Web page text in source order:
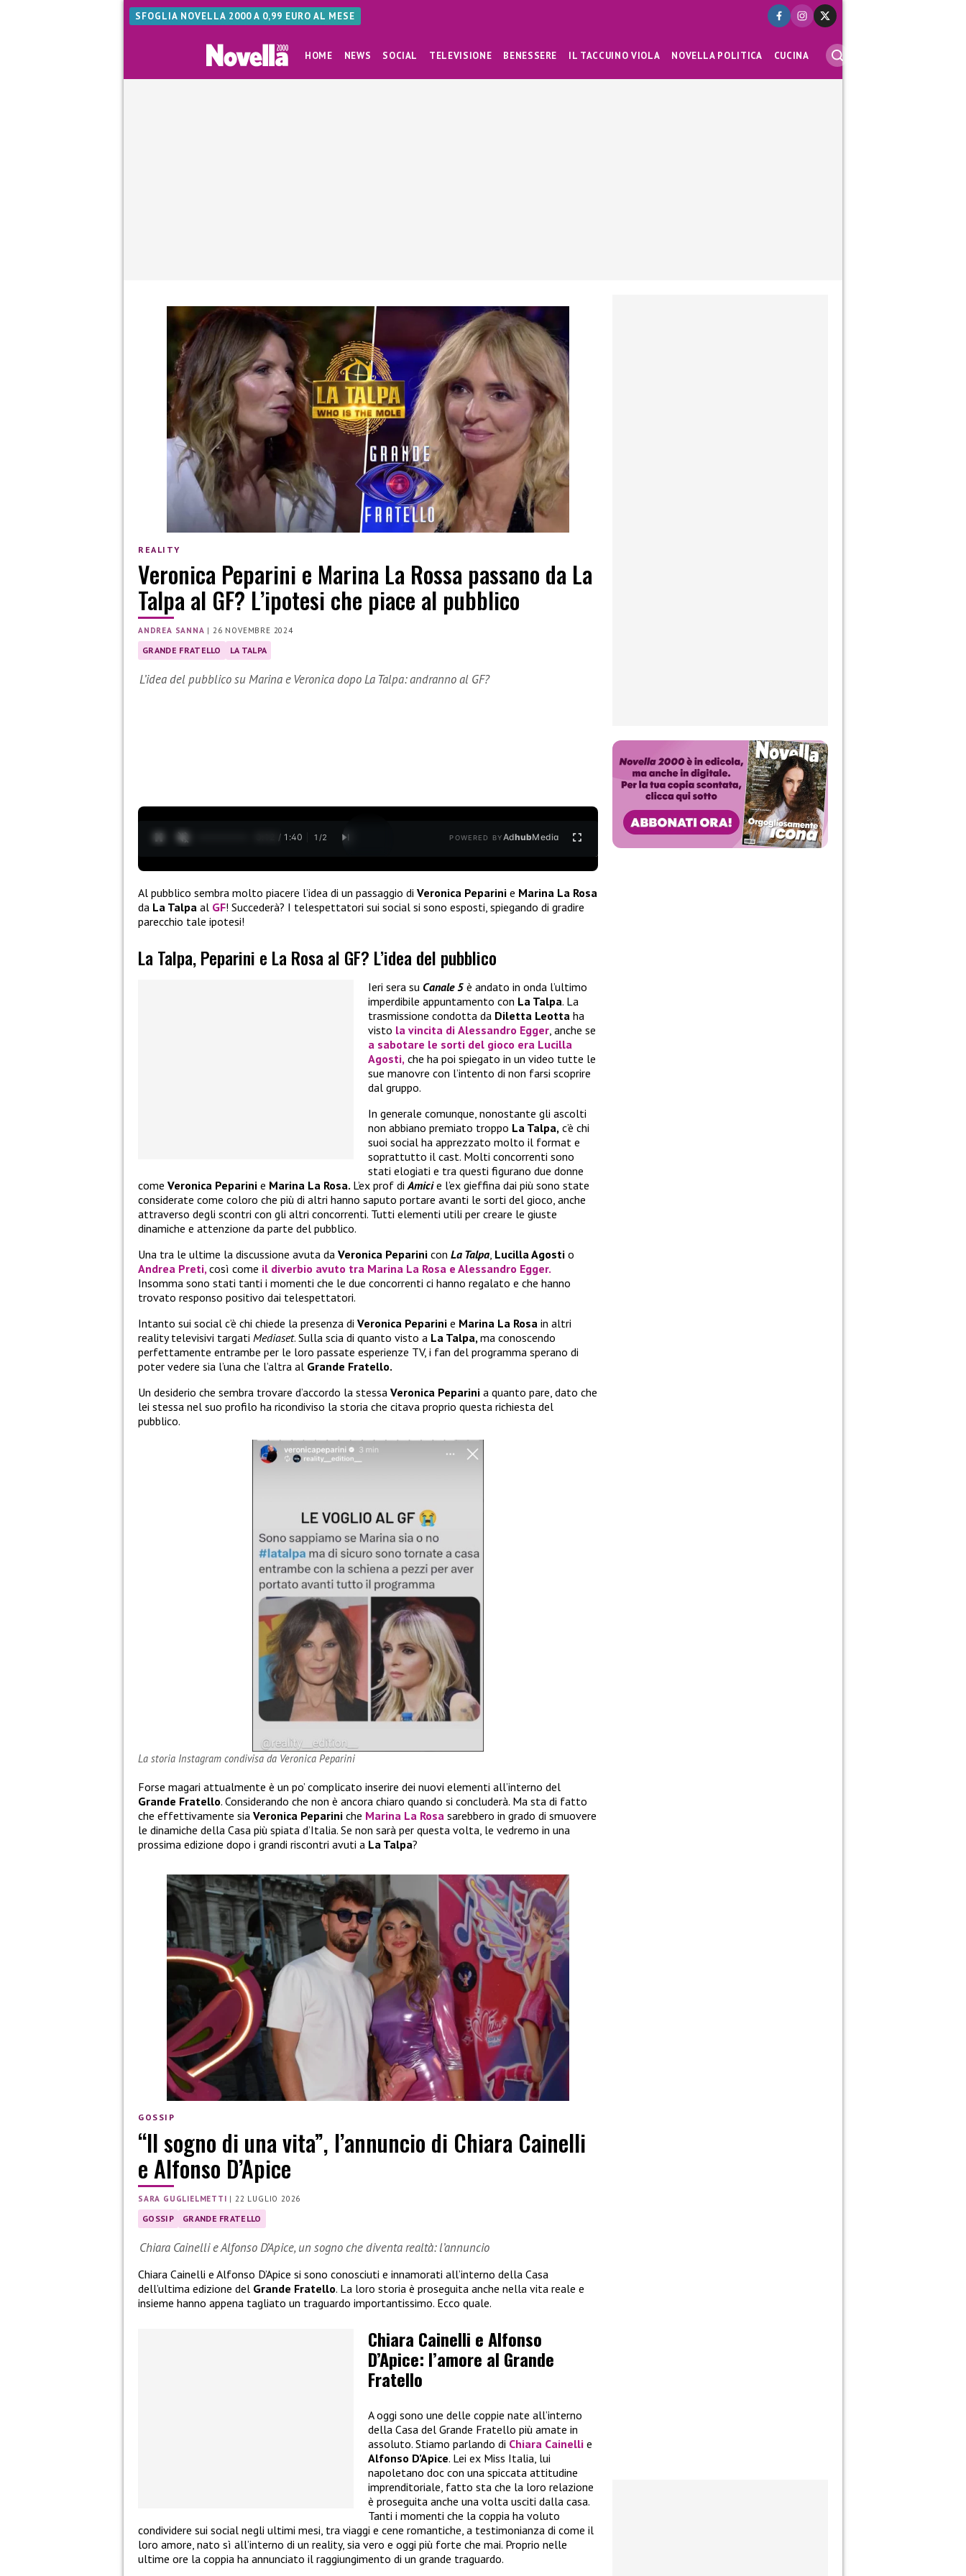
SFOGLIA NOVELLA 2000 A 0,99 EURO AL MESE
HOME NEWS SOCIAL TELEVISIONE BENESSERE IL TACCUINO VIOLA NOVELLA POLITICA CUCINA
REALITY
Veronica Peparini e Marina La Rossa passano da La
Talpa al GF? L’ipotesi che piace al pubblico
ANDREA SANNA |26 NOVEMBRE 2024
GRANDE FRATELLO LA TALPA
L’idea del pubblico su Marina e Veronica dopo La Talpa: andranno al GF?
0:13 / 1:40 1 /2 POWERED BYAdhubMedia
Al pubblico sembra molto piacere l’idea di un passaggio di Veronica Peparini e Marina La Rosa
da La Talpa al GF! Succederà? I telespettatori sui social si sono esposti, spiegando di gradire
parecchio tale ipotesi!
La Talpa, Peparini e La Rosa al GF? L’idea del pubblico
Ieri sera su Canale 5 è andato in onda l’ultimo
imperdibile appuntamento con La Talpa. La
trasmissione condotta da Diletta Leotta ha
visto la vincita di Alessandro Egger, anche se
a sabotare le sorti del gioco era Lucilla
Agosti, che ha poi spiegato in un video tutte le
sue manovre con l’intento di non farsi scoprire
dal gruppo.
In generale comunque, nonostante gli ascolti
non abbiano premiato troppo La Talpa, c’è chi
suoi social ha apprezzato molto il format e
soprattutto il cast. Molti concorrenti sono
stati elogiati e tra questi figurano due donne
come Veronica Peparini e Marina La Rosa. L’ex prof diAmicie l’ex gieffina dai più sono state
considerate come coloro che più di altri hanno saputo portare avanti le sorti del gioco, anche
attraverso degli scontri con gli altri concorrenti. Tutti elementi utili per creare le giuste
dinamiche e attenzione da parte del pubblico.
Una tra le ultime la discussione avuta da Veronica Peparini con La Talpa, Lucilla Agosti o
Andrea Preti,così come il diverbio avuto tra Marina La Rosa e Alessandro Egger.
Insomma sono stati tanti i momenti che le due concorrenti ci hanno regalato e che hanno
trovato responso positivo dai telespettatori.
Intanto sui social c’è chi chiede la presenza di Veronica Peparini e Marina La Rosa in altri
reality televisivi targati Mediaset. Sulla scia di quanto visto a La Talpa,ma conoscendo
perfettamente entrambe per le loro passate esperienze TV, i fan del programma sperano di
poter vedere sia l’una che l’altra al Grande Fratello.
Un desiderio che sembra trovare d’accordo la stessa Veronica Peparini a quanto pare, dato che
lei stessa nel suo profilo ha ricondiviso la storia che citava proprio questa richiesta del
pubblico.
La storia Instagram condivisa da Veronica Peparini
Forse magari attualmente è un po’ complicato inserire dei nuovi elementi all’interno del
Grande Fratello. Considerando che non è ancora chiaro quando si concluderà. Ma sta di fatto
che effettivamente sia Veronica Peparini che Marina La Rosa sarebbero in grado di smuovere
le dinamiche della Casa più spiata d’Italia. Se non sarà per questa volta, le vedremo in una
prossima edizione dopo i grandi riscontri avuti a La Talpa?
GOSSIP
“Il sogno di una vita”, l’annuncio di Chiara Cainelli
e Alfonso D’Apice
SARA GUGLIELMETTI |22 LUGLIO 2026
GOSSIP GRANDE FRATELLO
Chiara Cainelli e Alfonso D’Apice, un sogno che diventa realtà: l’annuncio
Chiara Cainelli e Alfonso D’Apice si sono conosciuti e innamorati all’interno della Casa
dell’ultima edizione del Grande Fratello. La loro storia è proseguita anche nella vita reale e
insieme hanno appena tagliato un traguardo importantissimo. Ecco quale.
Chiara Cainelli e Alfonso
D’Apice: l’amore al Grande
Fratello
A oggi sono une delle coppie nate all’interno
della Casa del Grande Fratello più amate in
assoluto. Stiamo parlando di Chiara Cainelli e
Alfonso D’Apice. Lei ex Miss Italia, lui
napoletano doc con una spiccata attitudine
imprenditoriale, fatto sta che la loro relazione
è proseguita anche una volta usciti dalla casa.
Tanti i momenti che la coppia ha voluto
condividere sui social negli ultimi mesi, tra viaggi e cene romantiche, a testimonianza di come il
loro amore, nato sì all’interno di un reality, sia vero e oggi più forte che mai. Proprio nelle
ultime ore la coppia ha annunciato il raggiungimento di un grande traguardo.